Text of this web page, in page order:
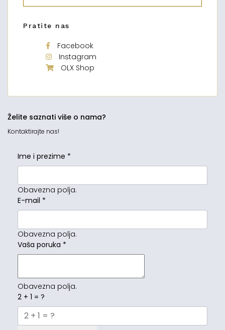
Pratite nas
Facebook
Instagram
OLX Shop
Želite saznati više o nama?
Kontaktirajte nas!
Ime i prezime *
Obavezna polja.
E-mail *
Obavezna polja.
Vaša poruka *
Obavezna polja.
2 + 1 = ?